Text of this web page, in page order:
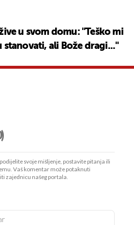
u svom domu: "Teško mi
stanovati, ali Bože dragi..."
svoje mišljenje, postavite pitanja ili
Vaš komentar može potaknuti
zajednicu našeg portala.